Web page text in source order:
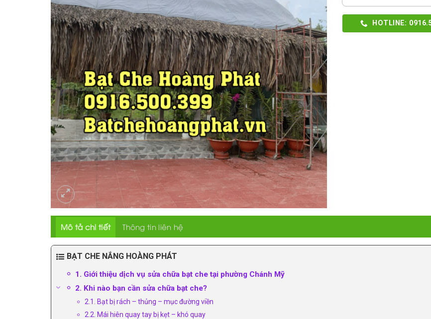
HOTLINE:
Mô tả chi tiết Thông tin liên hệ
BẠT CHE NẮNG HOÀNG PHÁT
1. Giới thiệu dịch vụ sửa chữa bạt che tại phường Chánh Mỹ
2. Khi nào bạn cần sửa chữa bạt che?
2.1. Bạt bị rách – thủng – mục đường viền
2.2. Mái hiên quay tay bị kẹt – khó quay